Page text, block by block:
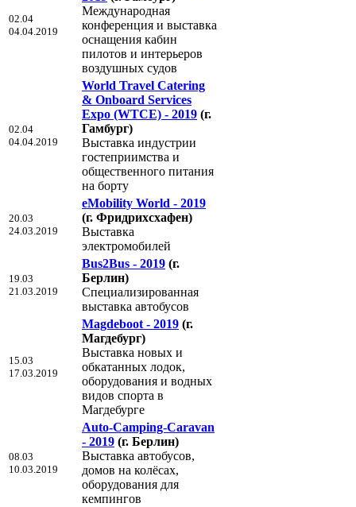
02.04
04.04.2019
Международная
конференция и выставка
оснащения кабин
пилотов и интерьеров
воздушных судов
02.04
04.04.2019
World Travel Catering
& Onboard Services
Expo (WTCE) - 2019 (г.
Гамбург)
Выставка индустрии
гостеприимства и
общественного питания
на борту
20.03
24.03.2019
eMobility World - 2019
(г. Фридрихсхафен)
Выставка
электромобилей
19.03
21.03.2019
Bus2Bus - 2019 (г.
Берлин)
Cпециализированная
выставка автобусов
15.03
17.03.2019
Magdeboot - 2019 (г.
Магдебург)
Выставка новых и
обкатанных лодок,
оборудования и водных
видов спорта в
Магдебурге
08.03
10.03.2019
Auto-Camping-Caravan
- 2019 (г. Берлин)
Выставка автобусов,
домов на колёсах,
оборудования для
кемпингов